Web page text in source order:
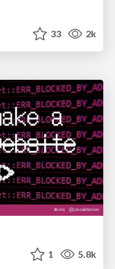
33 2k
1 5.8k